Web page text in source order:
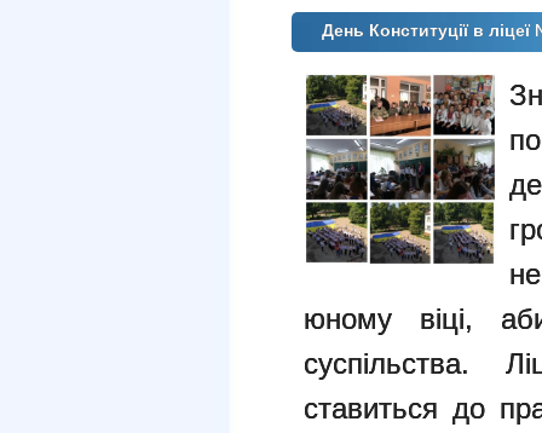
День Конституції в
юному віці,
суспільства.
ставиться до